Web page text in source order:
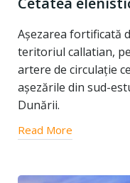
Așezarea fortificată
teritoriul callatian,
artere de circulație
așezările din sud-
Dunării.
Read More